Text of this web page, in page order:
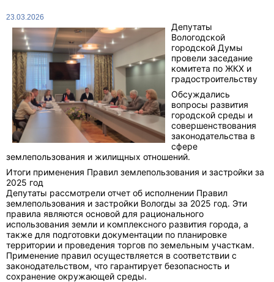
23.03.2026
Депутаты
Вологодской
городской Думы
провели заседание
комитета по ЖКХ и
градостроительству
Обсуждались
вопросы развития
городской среды и
совершенствования
законодательства в
сфере
землепользования и жилищных отношений.
Итоги применения Правил землепользования и застройки за
2025 год
Депутаты рассмотрели отчет об исполнении Правил
землепользования и застройки Вологды за 2025 год. Эти
правила являются основой для рационального
использования земли и комплексного развития города, а
также для подготовки документации по планировке
территории и проведения торгов по земельным участкам.
Применение правил осуществляется в соответствии с
законодательством, что гарантирует безопасность и
сохранение окружающей среды.